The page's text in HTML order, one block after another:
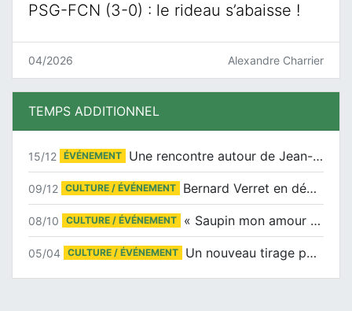
PSG-FCN (3-0) : le rideau s’abaisse !
04/2026 Alexandre Charrier
TEMPS ADDITIONNEL
15/12 ÉVÉNEMENT Une rencontre autour de Jean-Claude Suaudeau
09/12 CULTURE / ÉVÉNEMENT Bernard Verret en dédicaces le samedi 13 décembre à l’Espace Culturel Atlantis
08/10 CULTURE / ÉVÉNEMENT « Saupin mon amour » au salon du livre de Trentemoult
05/04 CULTURE / ÉVÉNEMENT Un nouveau tirage pour le Docu-BD